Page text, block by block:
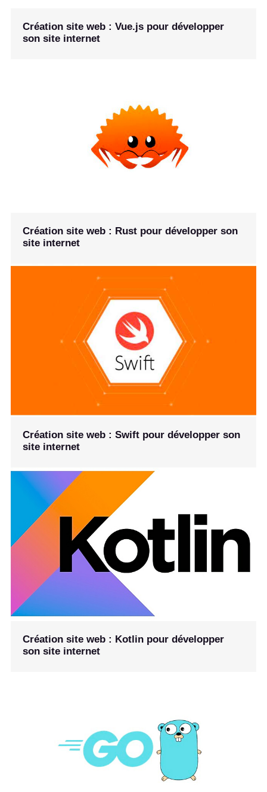
Création site web : Vue.js pour développer
son site internet
Création site web : Rust pour développer son
site internet
Création site web : Swift pour développer son
site internet
Création site web : Kotlin pour développer
son site internet